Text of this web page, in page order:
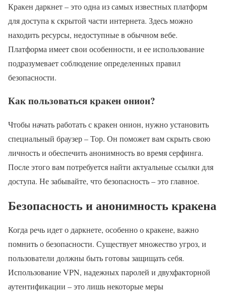
Кракен даркнет – это одна из самых известных платформ
для доступа к скрытой части интернета. Здесь можно
находить ресурсы, недоступные в обычном вебе.
Платформа имеет свои особенности, и ее использование
подразумевает соблюдение определенных правил
безопасности.
Как пользоваться кракен онион?
Чтобы начать работать с кракен онион, нужно установить
специальный браузер – Тор. Он поможет вам скрыть свою
личность и обеспечить анонимность во время серфинга.
После этого вам потребуется найти актуальные ссылки для
доступа. Не забывайте, что безопасность – это главное.
Безопасность и анонимность кракена
Когда речь идет о даркнете, особенно о кракене, важно
помнить о безопасности. Существует множество угроз, и
пользователи должны быть готовы защищать себя.
Использование VPN, надежных паролей и двухфакторной
аутентификации – это лишь некоторые меры